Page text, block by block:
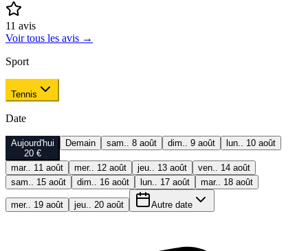
11 avis
Voir tous les avis →
Sport
Tennis
Date
Aujourd'hui
20 €
Demain sam.. 8 août dim.. 9 août lun.. 10 août
mar.. 11 août mer.. 12 août jeu.. 13 août
ven.. 14 août
sam.. 15 août
dim.. 16 août lun.. 17 août mar.. 18 août
mer.. 19 août jeu.. 20 août Autre date